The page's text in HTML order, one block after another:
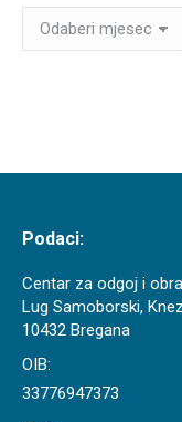
Arhiva
Objava
Podaci:
Centar za odgoj i
Lug Samoborski,
10432 Bregana
OIB:
33776947373